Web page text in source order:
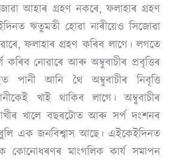
আহাৰ গ্ৰহণ নকৰে, ফলাহাৰ গ্ৰহণ
ঋতুমতী হোৱা নাৰীয়েও সিজোৱা
ফলাহাৰ গ্ৰহণ কৰিব লাগে। লগতে
কৰিব নোৱাৰে আৰু অম্বুবাচীৰ প্ৰবৃত্তিৰ
পানী আনি থৈ অম্বুবাচীৰ নিবৃত্তি
খাই থাকিব লাগে। অম্বুবাচীৰ
খালে বছৰটোত আৰু সৰ্প দংশনৰ
এক জনবিশ্বাস আছে। এইকেইদিনত
কোনোধৰণৰ মাংগলিক কার্য সমাপন